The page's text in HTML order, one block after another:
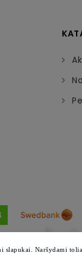
slapukai. Naršydami
© 2026 -